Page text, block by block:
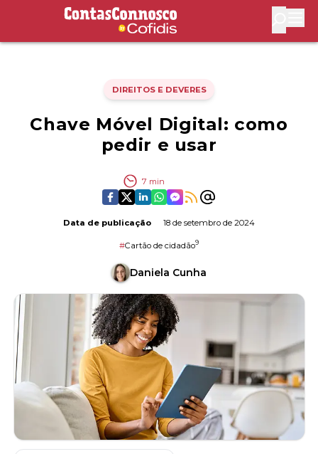
Contas Connosco by Cofidis
DIREITOS E DEVERES
Chave Móvel Digital: como
pedir e usar
7 min
Data de publicação 18 de setembro de 2024
#Cartão de cidadão9
Daniela Cunha